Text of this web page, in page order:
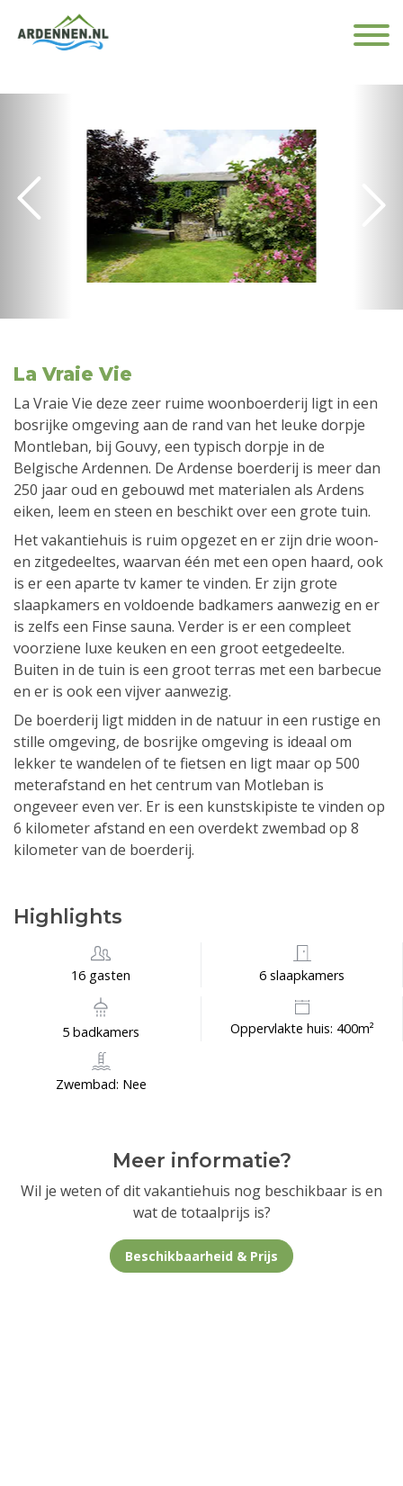
La Vraie Vie
La Vraie Vie deze zeer ruime woonboerderij ligt in een
bosrijke omgeving aan de rand van het leuke dorpje
Montleban, bij Gouvy, een typisch dorpje in de
Belgische Ardennen. De Ardense boerderij is meer dan
250 jaar oud en gebouwd met materialen als Ardens
eiken, leem en steen en beschikt over een grote tuin.
Het vakantiehuis is ruim opgezet en er zijn drie woon-
en zitgedeeltes, waarvan één met een open haard, ook
is er een aparte tv kamer te vinden. Er zijn grote
slaapkamers en voldoende badkamers aanwezig en er
is zelfs een Finse sauna. Verder is er een compleet
voorziene luxe keuken en een groot eetgedeelte.
Buiten in de tuin is een groot terras met een barbecue
en er is ook een vijver aanwezig.
De boerderij ligt midden in de natuur in een rustige en
stille omgeving, de bosrijke omgeving is ideaal om
lekker te wandelen of te fietsen en ligt maar op 500
meterafstand en het centrum van Motleban is
ongeveer even ver. Er is een kunstskipiste te vinden op
6 kilometer afstand en een overdekt zwembad op 8
kilometer van de boerderij.
Highlights
16 gasten 6 slaapkamers
5 badkamers Oppervlakte huis: 400m²
Zwembad: Nee
Meer informatie?
Wil je weten of dit vakantiehuis nog beschikbaar is en
wat de totaalprijs is?
Beschikbaarheid & Prijs